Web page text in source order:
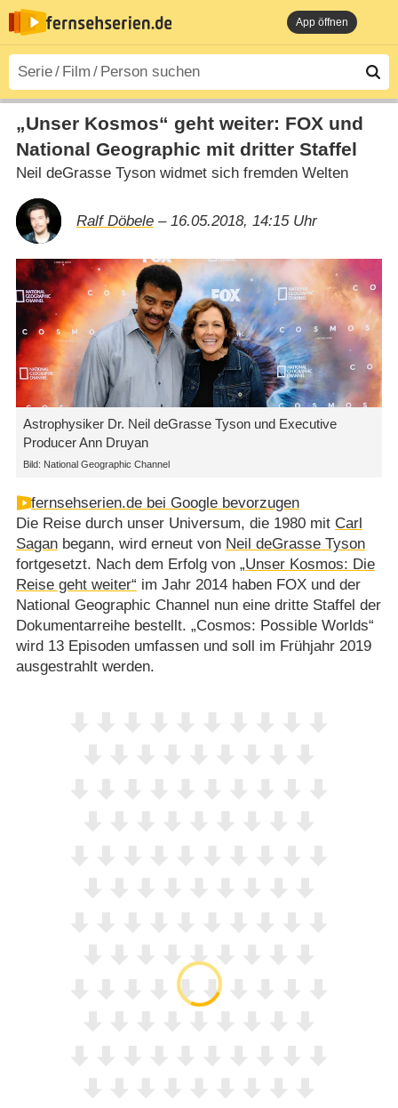
App öffnen
„Unser Kosmos“ geht weiter: FOX und
National Geographic mit dritter Staffel
Neil deGrasse Tyson widmet sich fremden Welten
Ralf Döbele– 16.05.2018, 14:15 Uhr
Astrophysiker Dr. Neil deGrasse Tyson und Executive
Producer Ann Druyan
Bild: National Geographic Channel
fernsehserien.de bei Google bevorzugen
Die Reise durch unser Universum, die 1980 mit Carl
Saganbegann, wird erneut von Neil deGrasse Tyson
fortgesetzt. Nach dem Erfolg von „Unser Kosmos: Die
Reise geht weiter“ im Jahr 2014 haben FOX und der
National Geographic Channel nun eine dritte Staffel der
Dokumentarreihe bestellt. „Cosmos: Possible Worlds“
wird 13 Episoden umfassen und soll im Frühjahr 2019
ausgestrahlt werden.